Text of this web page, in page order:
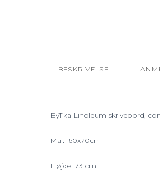
BESKRIVELSE
ByTika Linoleum skrivebord,
Mål: 160x70cm
Højde: 73 cm